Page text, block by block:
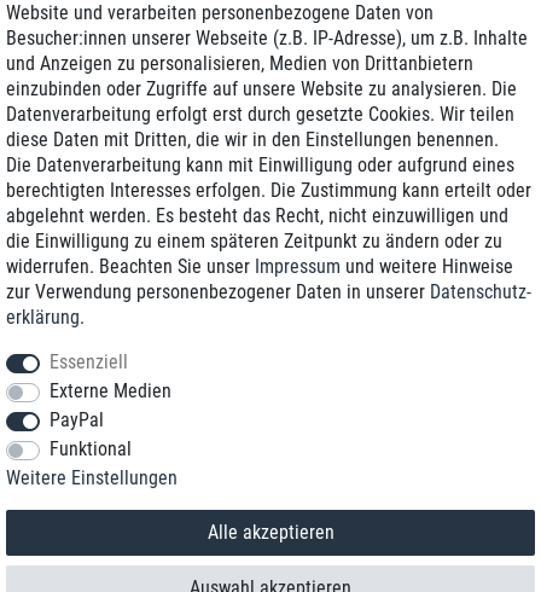
Zustellung am nächsten Werktag
Günstiger Versand
Generalüberholt mit Garantie
+49 8989 96160*
*Sie erreichen uns zum Ortstarif von Montag bis Freitag von 9 Uhr - 18 Uhr.
© 2018 TOP TEN Computervertrieb GmbH
Website und verarbeiten personenbezogene Daten von
Besucher:innen unserer Webseite (z.B. IP-Adresse), um z.B. Inhalte
und Anzeigen zu personalisieren, Medien von Drittanbietern
einzubinden oder Zugriffe auf unsere Website zu analysieren. Die
Datenverarbeitung erfolgt erst durch gesetzte Cookies. Wir teilen
diese Daten mit Dritten, die wir in den Einstellungen benennen.
Die Datenverarbeitung kann mit Einwilligung oder aufgrund eines
berechtigten Interesses erfolgen. Die Zustimmung kann erteilt oder
abgelehnt werden. Es besteht das Recht, nicht einzuwilligen und
die Einwilligung zu einem späteren Zeitpunkt zu ändern oder zu
widerrufen. Beachten Sie unser Impressum und weitere Hinweise
zur Verwendung personenbezogener Daten in unserer Daten­schutz­
erklärung.
Essenziell
Externe Medien
PayPal
Funktional
Weitere Einstellungen
Alle akzeptieren